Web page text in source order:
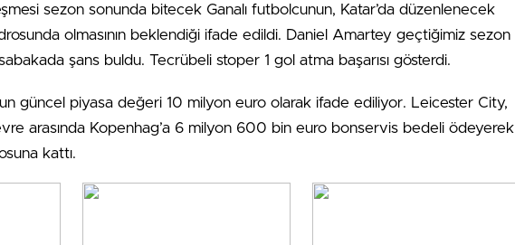
sezon sonunda bitecek Ganalı futbolcunun, Katar’da düzenlenecek
olmasının beklendiği ifade edildi. Daniel Amartey geçtiğimiz sezon
şans buldu. Tecrübeli stoper 1 gol atma başarısı gösterdi.
güncel piyasa değeri 10 milyon euro olarak ifade ediliyor. Leicester City,
arasında Kopenhag’a 6 milyon 600 bin euro bonservis bedeli ödeyerek
kattı.